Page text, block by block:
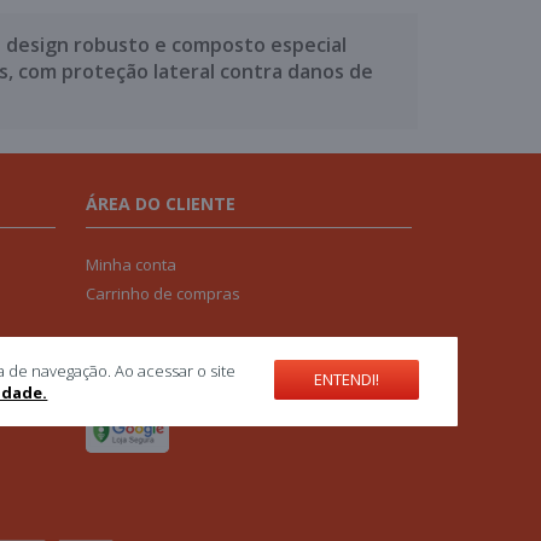
robusto e composto especial
com proteção lateral contra danos de
navegação. Ao acessar o site
ENTENDI!
ÁREA DO CLIENTE
Minha conta
Carrinho de compras
SELOS DE SEGURANÇA